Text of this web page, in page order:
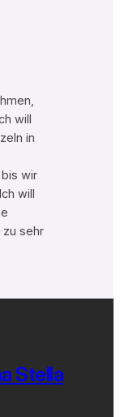
will
in
wir
will
sehr
Stella